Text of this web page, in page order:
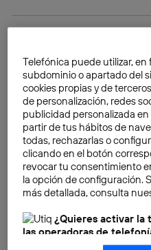
Telefónica puede utilizar,
subdominio o apartado del
cookies propias y de
de personalización, redes
publicidad personalizada
partir de tus hábitos de
todas, rechazarlas o
clicando en el botón
revocar tu consentimiento
la opción de configuración.
más detallada, consulta
¿Quieres activar la
las operadoras de